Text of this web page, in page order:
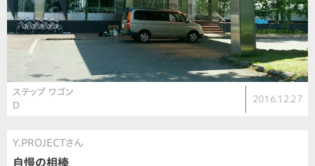
ステップ ワゴン
D
2016.12.27
Y.PROJECTさん
自慢の相棒